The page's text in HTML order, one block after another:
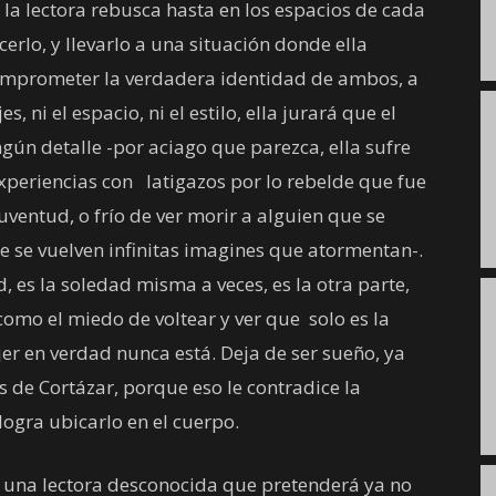
lectora rebusca hasta en los espacios de cada
y llevarlo a una situación donde ella
la verdadera identidad de ambos, a
ni el espacio, ni el estilo, ella jurará que el
detalle -por aciago que parezca, ella sufre
con latigazos por lo rebelde que fue
o frío de ver morir a alguien que se
se vuelven infinitas imagines que atormentan-.
es la soledad misma a veces, es la otra parte,
el miedo de voltear y ver que solo es la
en verdad nunca está. Deja de ser sueño, ya
Cortázar, porque eso le contradice la
ubicarlo en el cuerpo.
lectora desconocida que pretenderá ya no